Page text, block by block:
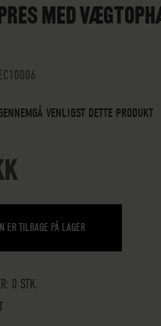
MED
VENLIGST DETTE PRODUKT
ER TILBAGE PÅ LAGER
0 STK.